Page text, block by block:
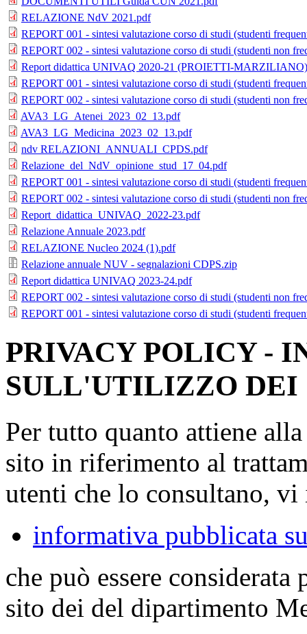
RELAZIONE NdV 2021.pdf
REPORT 001 - sintesi valutazione corso di studi (studenti
REPORT 002 - sintesi valutazione corso di studi (studenti non
Report didattica UNIVAQ 2020-21 (PROIETTI-
REPORT 001 - sintesi valutazione corso di studi (studenti
REPORT 002 - sintesi valutazione corso di studi (studenti non
AVA3_LG_Atenei_2023_02_13.pdf
AVA3_LG_Medicina_2023_02_13.pdf
ndv RELAZIONI_ANNUALI_CPDS.pdf
Relazione_del_NdV_opinione_stud_17_04.pdf
REPORT 001 - sintesi valutazione corso di studi (studenti
REPORT 002 - sintesi valutazione corso di studi (studenti non
Report_didattica_UNIVAQ_2022-23.pdf
Relazione Annuale 2023.pdf
RELAZIONE Nucleo 2024 (1).pdf
Relazione annuale NUV - segnalazioni CDPS.zip
Report didattica UNIVAQ 2023-24.pdf
REPORT 002 - sintesi valutazione corso di studi (studenti non
REPORT 001 - sintesi valutazione corso di studi (studenti
PRIVACY POLICY -
SULL'UTILIZZO DEI
Per tutto quanto attiene
sito in riferimento al
utenti che lo consultano,
informativa pubblicata
che può essere
sito dei del dipartimento